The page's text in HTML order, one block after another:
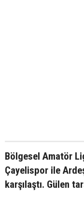
Bölgesel Amatör
Çayelispor ile
karşılaştı. Gülen